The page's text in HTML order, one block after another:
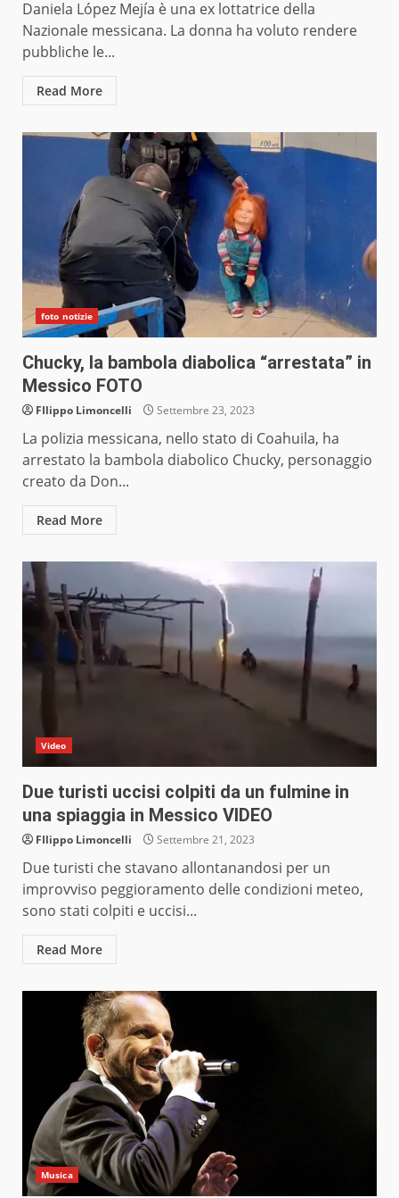
Daniela López Mejía è una ex lottatrice della
Nazionale messicana. La donna ha voluto rendere
pubbliche le...
Read More
foto notizie
Chucky, la bambola diabolica “arrestata” in
Messico FOTO
FIlippo Limoncelli Settembre 23, 2023
La polizia messicana, nello stato di Coahuila, ha
arrestato la bambola diabolico Chucky, personaggio
creato da Don...
Read More
Video
Due turisti uccisi colpiti da un fulmine in
una spiaggia in Messico VIDEO
FIlippo Limoncelli Settembre 21, 2023
Due turisti che stavano allontanandosi per un
improvviso peggioramento delle condizioni meteo,
sono stati colpiti e uccisi...
Read More
Musica